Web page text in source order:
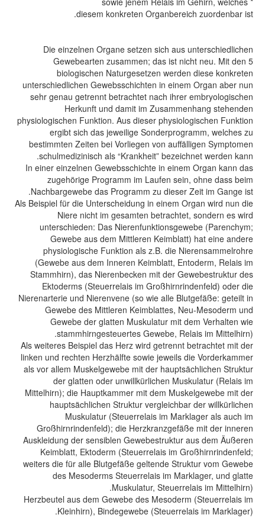
diesem konkreten Organbereich zuordenbar ist.
Die einzelnen Organe setzen sich aus unterschiedlichen
Gewebearten zusammen; das ist nicht neu. Mit den 5
biologischen Naturgesetzen werden diese konkreten
unterschiedlichen Gewebsschichten in einem Organ aber nun
sehr genau getrennt betrachtet nach ihrer embryologischen
Herkunft und damit im Zusammenhang stehenden
physiologischen Funktion. Aus dieser physiologischen Funktion
ergibt sich das jeweilige Sonderprogramm, welches zu
bestimmten Zeiten bei Vorliegen von auffälligen Symptomen
schulmedizinisch als “Krankheit” bezeichnet werden kann.
In einer einzelnen Gewebsschichte in einem Organ kann das
zugehörige Programm im Laufen sein, ohne dass beim
Nachbargewebe das Programm zu dieser Zeit im Gange ist.
Als Beispiel für die Unterscheidung in einem Organ wird nun die
Niere nicht im gesamten betrachtet, sondern es wird
unterschieden: Das Nierenfunktionsgewebe (Parenchym;
Gewebe aus dem Mittleren Keimblatt) hat eine andere
physiologische Funktion als z.B. die Nierensammelrohre
(Gewebe aus dem Inneren Keimblatt, Entoderm, Relais im
Stammhirn), das Nierenbecken mit der Gewebestruktur des
Ektoderms (Steuerrelais im Großhirnrindenfeld) oder die
Nierenarterie und Nierenvene (so wie alle Blutgefäße: geteilt in
Gewebe des Mittleren Keimblattes, Neu-Mesoderm und
Gewebe der glatten Muskulatur mit dem Verhalten wie
stammhirngesteuertes Gewebe, Relais im Mittelhirn).
Als weiteres Beispiel das Herz wird getrennt betrachtet mit der
linken und rechten Herzhälfte sowie jeweils die Vorderkammer
als vor allem Muskelgewebe mit der hauptsächlichen Struktur
der glatten oder unwillkürlichen Muskulatur (Relais im
Mittelhirn); die Hauptkammer mit dem Muskelgewebe mit der
hauptsächlichen Struktur vergleichbar der willkürlichen
Muskulatur (Steuerrelais im Marklager als auch im
Großhirnrindenfeld); die Herzkranzgefäße mit der inneren
Auskleidung der sensiblen Gewebestruktur aus dem Äußeren
Keimblatt, Ektoderm (Steuerrelais im Großhirnrindenfeld;
weiters die für alle Blutgefäße geltende Struktur vom Gewebe
des Mesoderms Steuerrelais im Marklager, und glatte
Muskulatur, Steuerrelais im Mittelhirn).
Herzbeutel aus dem Gewebe des Mesoderm (Steuerrelais im
Kleinhirn), Bindegewebe (Steuerrelais im Marklager).